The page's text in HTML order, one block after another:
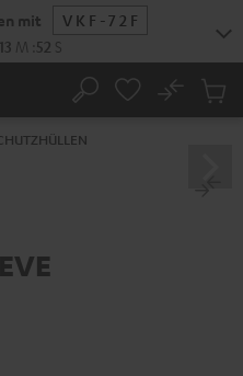
mit
VKF-72F
:13 M :51 S
Suche
No